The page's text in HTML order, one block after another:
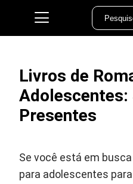
Livros de
Adolescentes:
Presentes
Se você está em
para adolescentes